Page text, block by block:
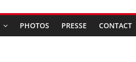
PHOTOS PRESSE CONTACT